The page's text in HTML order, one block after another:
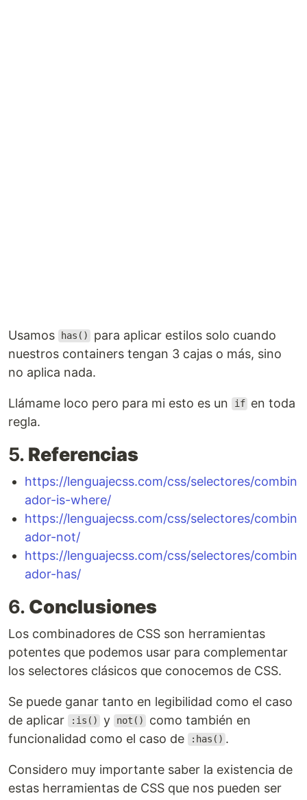
Usamos has()
para aplicar estilos solo cuando
nuestros containers tengan 3 cajas o más, sino
no aplica nada.
Llámame loco pero para mi esto es un if en toda
regla.
5. Referencias
https://lenguajecss.com/css/selectores/combin
ador-is-where/
https://lenguajecss.com/css/selectores/combin
ador-not/
https://lenguajecss.com/css/selectores/combin
ador-has/
6. Conclusiones
Los combinadores de CSS son herramientas
potentes que podemos usar para complementar
los selectores clásicos que conocemos de CSS.
Se puede ganar tanto en legibilidad como el caso
de aplicar
:is() y not()
como también en
funcionalidad como el caso de
:has() .
Considero muy importante saber la existencia de
estas herramientas de CSS que nos pueden ser